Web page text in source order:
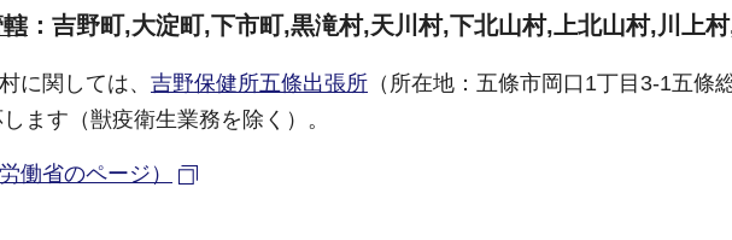
：吉野町,大淀町,下市町,黒滝村,天川村,下北山村,上北山村,川上
に関しては、 吉野保健所五條出張所 （所在地：五條市岡口1丁目3-1五條
ます（獣疫衛生業務を除く）。
働省のページ）